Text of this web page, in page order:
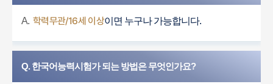
A. 학력무관/16세 이상이면 누구나 가능합니다.
Q. 한국어능력시험가 되는 방법은 무엇인가요?